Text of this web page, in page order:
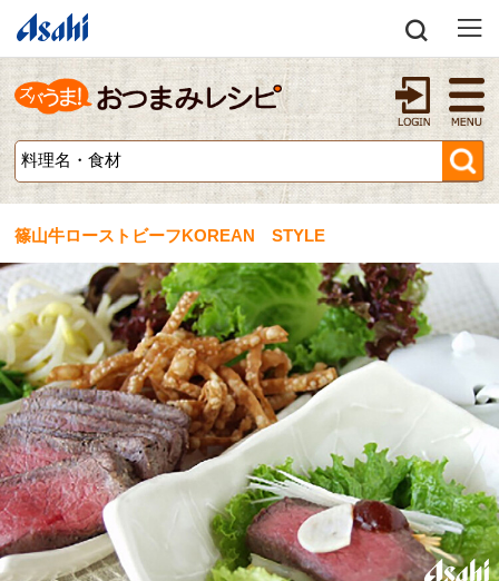
篠山牛ローストビーフKOREAN STYLE